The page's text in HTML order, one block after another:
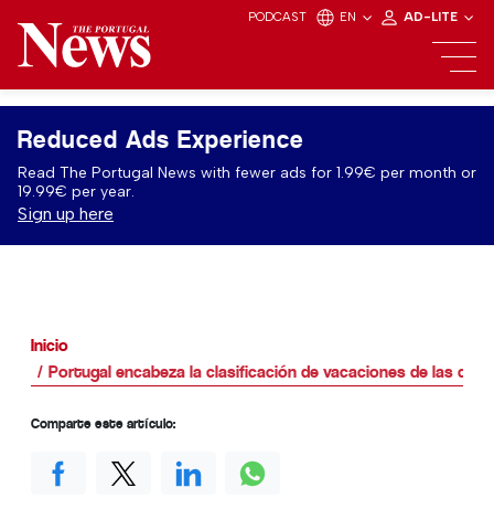
PODCAST EN AD-LITE
Reduced Ads Experience
Read The Portugal News with fewer ads for 1.99€ per month or
19.99€ per year.
Sign up here
Inicio
Portugal encabeza la clasificación de vacaciones de las
Comparte este artículo: